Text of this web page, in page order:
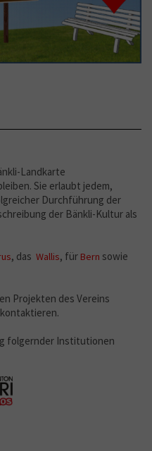
Landkarte
Sie erlaubt jedem,
Durchführung der
der Bänkli-Kultur als
, dasWallis, für Bern sowie
Projekten des Vereins
kontaktieren.
folgernder Institutionen